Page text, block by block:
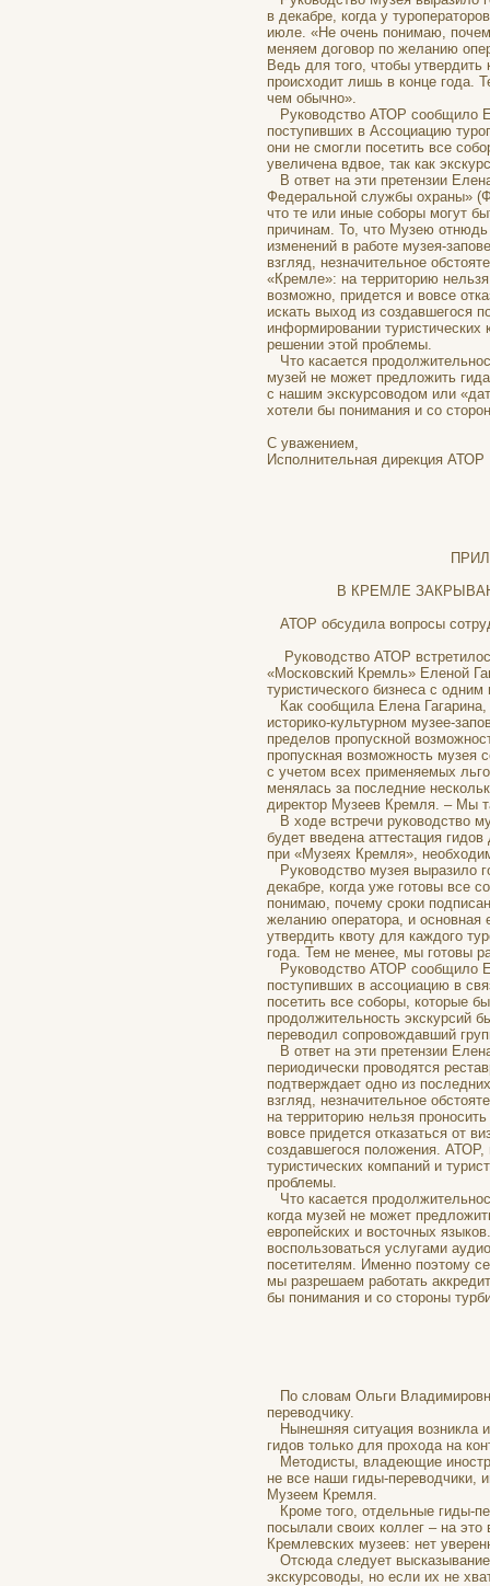
в декабре, когда у
июле. «Не очень понимаю,
меняем договор по желанию
Ведь для того, чтобы
происходит лишь в конце года.
чем обычно».
Руководство АТОР сообщило
поступивших в Ассоциацию
они не смогли посетить все
увеличена вдвое, так как
В ответ на эти претензии
Федеральной службы охраны»
что те или иные соборы могут
причинам. То, что Музею
изменений в работе музея-
взгляд, незначительное
«Кремле»: на территорию
возможно, придется и вовсе
искать выход из создавшегося
информировании
решении этой проблемы.
Что касается
музей не может предложить
с нашим экскурсоводом или
хотели бы понимания и со
С уважением,
Исполнительная дирекция
В КРЕМЛЕ
АТОР обсудила вопросы
Руководство АТОР
«Московский Кремль» Еленой
туристического бизнеса с
Как сообщила Елена Гагарина,
историко-культурном музее-
пределов пропускной
пропускная возможность музея
с учетом всех применяемых
менялась за последние
директор Музеев Кремля. – Мы
В ходе встречи руководство
будет введена аттестация
при «Музеях Кремля»,
Руководство музея выразило
декабре, когда уже готовы все
понимаю, почему сроки
желанию оператора, и основная
утвердить квоту для каждого
года. Тем не менее, мы готовы
Руководство АТОР сообщило
поступивших в ассоциацию в
посетить все соборы, которые
продолжительность экскурсий
переводил сопровождавший
В ответ на эти претензии
периодически проводятся
подтверждает одно из
взгляд, незначительное
на территорию нельзя
вовсе придется отказаться от
создавшегося положения. АТОР,
туристических компаний и
проблемы.
Что касается
когда музей не может
европейских и восточных
воспользоваться услугами
посетителям. Именно поэтому
мы разрешаем работать
бы понимания и со стороны
По словам Ольги
переводчику.
Нынешняя ситуация возникла
гидов только для прохода на
Методисты, владеющие
не все наши гиды-переводчики,
Музеем Кремля.
Кроме того, отдельные гиды-
посылали своих коллег – на
Кремлевских музеев: нет
Отсюда следует
экскурсоводы, но если их не